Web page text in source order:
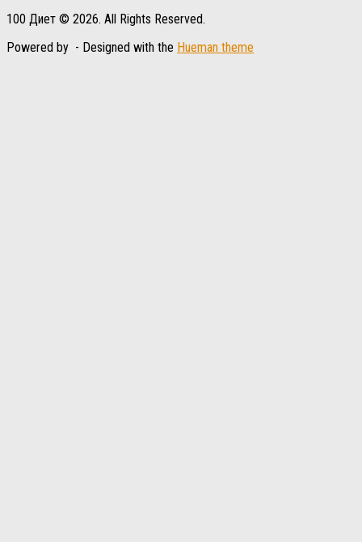
100 Диет © 2026. All Rights Reserved.
Powered by - Designed with the Hueman theme